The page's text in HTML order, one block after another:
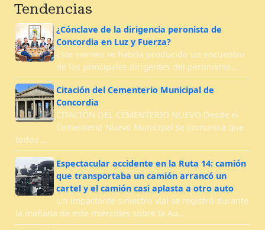
Tendencias
¿Cónclave de la dirigencia peronista de
Concordia en Luz y Fuerza?
Este viernes se habría producido un encuentro
de los principales dirigentes del peronismo…
Citación del Cementerio Municipal de
Concordia
CITACIÓN DEL CEMENTERIO NUEVO Desde el
Cementerio Nuevo Municipal se comunica que
todos …
Espectacular accidente en la Ruta 14: camión
que transportaba un camión arrancó un
cartel y el camión casi aplasta a otro auto
Un impactante siniestro vial se registró durante
la mañana de este miércoles sobre la Au…